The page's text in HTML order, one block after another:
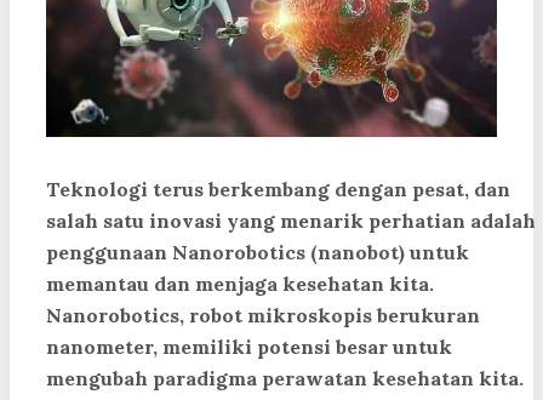
Teknologi terus berkembang dengan pesat, dan
salah satu inovasi yang menarik perhatian adalah
penggunaan Nanorobotics (nanobot) untuk
memantau dan menjaga kesehatan kita.
Nanorobotics, robot mikroskopis berukuran
nanometer, memiliki potensi besar untuk
mengubah paradigma perawatan kesehatan kita.